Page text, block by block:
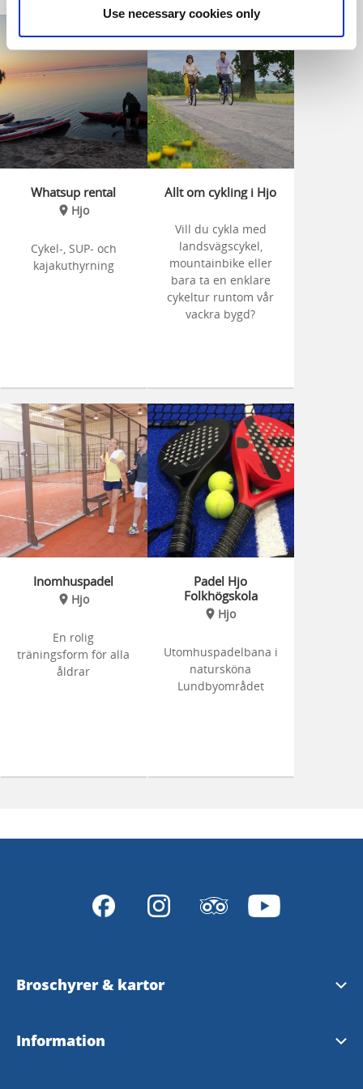
Use necessary cookies only
Whatsup rental
Hjo
Cykel-, SUP- och
kajakuthyrning
Allt om cykling i Hjo
Vill du cykla med
landsvägscykel,
mountainbike eller
bara ta en enklare
cykeltur runtom vår
vackra bygd?
Inomhuspadel
Hjo
En rolig
träningsform för alla
åldrar
Padel Hjo
Folkhögskola
Hjo
Utomhuspadelbana i
natursköna
Lundbyområdet
Broschyrer & kartor
Ladda ner eller beställ broschyrer och kartor
Information